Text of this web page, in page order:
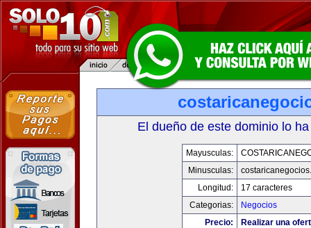
El dueño de este dominio lo
Mayusculas:
Minusculas:
Longitud:
17 caracteres
Categorias:
Negocios
Precio:
Realizar una